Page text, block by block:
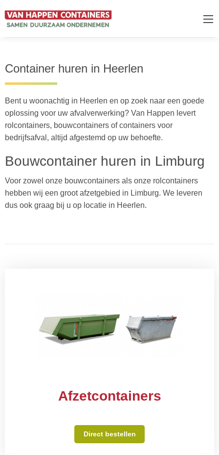
Container huren in Heerlen
Bent u woonachtig in Heerlen en op zoek naar een goede
oplossing voor uw afvalverwerking? Van Happen levert
rolcontainers, bouwcontainers of containers voor
bedrijfsafval, altijd afgestemd op uw behoefte.
Bouwcontainer huren in Limburg
Voor zowel onze bouwcontainers als onze rolcontainers
hebben wij een groot afzetgebied in Limburg. We leveren
dus ook graag bij u op locatie in Heerlen.
Afzetcontainers
Direct bestellen